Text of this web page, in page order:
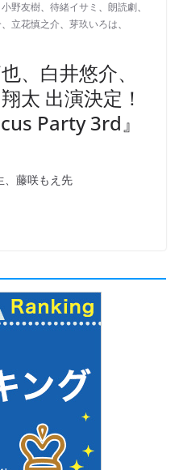
小野友樹、 待緒イサミ 、 朗読劇 、
、 立花慎之介、 芽玖いろは、
、白井悠介、
太 出演決定！
Party 3rd』
、藤咲もえ先